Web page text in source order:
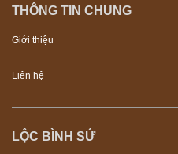
THÔNG TIN CHUNG
Giới thiệu
Liên hệ
LỘC BÌNH SỨ